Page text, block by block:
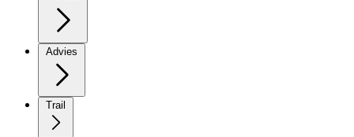
Advies
Trail